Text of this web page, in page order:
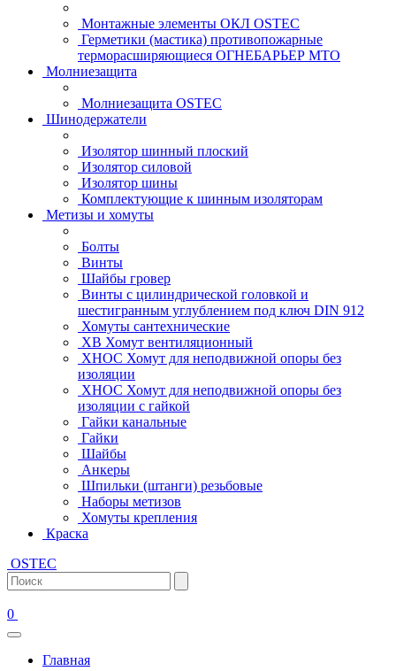
Монтажные элементы ОКЛ OSTEC
Герметики (мастика) противопожарные
терморасширяющиеся ОГНЕБАРЬЕР МТО
Молниезащита
Молниезащита OSTEC
Шинодержатели
Изолятор шинный плоский
Изолятор силовой
Изолятор шины
Комплектующие к шинным изоляторам
Метизы и хомуты
Болты
Винты
Шайбы гровер
Винты с цилиндрической головкой и
шестигранным углублением под ключ DIN 912
Хомуты сантехнические
ХВ Хомут вентиляционный
ХНОС Хомут для неподвижной опоры без
изоляции
ХНОС Хомут для неподвижной опоры без
изоляции с гайкой
Гайки канальные
Гайки
Шайбы
Анкеры
Шпильки (штанги) резьбовые
Наборы метизов
Хомуты крепления
Краска
OSTEC
0
Главная